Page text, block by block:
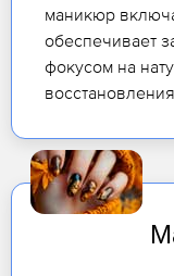
маникюр
обеспечивает
фокусом на